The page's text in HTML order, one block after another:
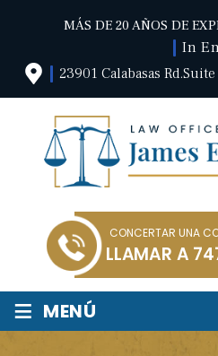
MÁS DE 20 AÑOS DE
In
23901 Calabasas
CONCERTAR UNA
LLAMAR A
≡ MENÚ